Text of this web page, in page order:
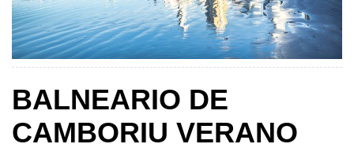
BALNEARIO DE
CAMBORIU VERANO